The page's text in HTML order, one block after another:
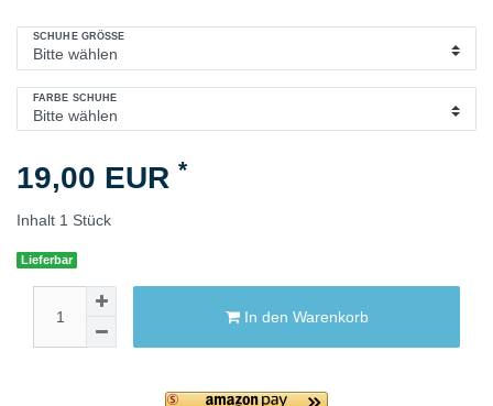
SCHUHE GRÖSSE
FARBE SCHUHE
19,00 EUR *
Inhalt 1 Stück
Lieferbar
In den Warenkorb